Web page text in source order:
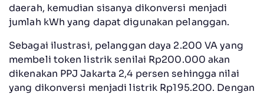
daerah, kemudian sisanya dikonversi menjadi
jumlah kWh yang dapat digunakan pelanggan.
Sebagai ilustrasi, pelanggan daya 2.200 VA yang
membeli token listrik senilai Rp200.000 akan
dikenakan PPJ Jakarta 2,4 persen sehingga nilai
yang dikonversi menjadi listrik Rp195.200. Dengan